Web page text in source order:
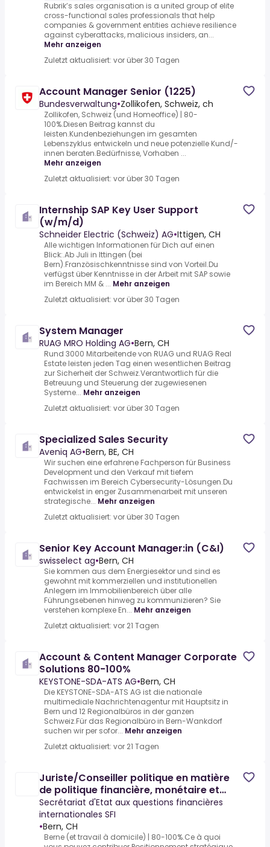
Rubrik’s sales organisation is a united group of elite
cross-functional sales professionals that help
companies & government entities achieve resilience
against cyberattacks, malicious insiders, an...
Mehr anzeigen
Zuletzt aktualisiert: vor über 30 Tagen
Account Manager Senior (1225)
Bundesverwaltung•Zollikofen, Schweiz, ch
Zollikofen, Schweiz (und Homeoffice) | 80-
100%.Diesen Beitrag kannst du
leisten.Kundenbeziehungen im gesamten
Lebenszyklus entwickeln und neue potenzielle Kund/-
innen beraten.Bedürfnisse, Vorhaben ...
Mehr anzeigen
Zuletzt aktualisiert: vor über 30 Tagen
Internship SAP Key User Support
(w/m/d)
Schneider Electric (Schweiz) AG•Ittigen, CH
Alle wichtigen Informationen für Dich auf einen
Blick:.Ab Juli in Ittingen (bei
Bern).Französischkenntnisse sind von Vorteil.Du
verfügst über Kenntnisse in der Arbeit mit SAP sowie
im Bereich MM & ... Mehr anzeigen
Zuletzt aktualisiert: vor über 30 Tagen
System Manager
RUAG MRO Holding AG•Bern, CH
Rund 3000 Mitarbeitende von RUAG und RUAG Real
Estate leisten jeden Tag einen wesentlichen Beitrag
zur Sicherheit der Schweiz.Verantwortlich für die
Betreuung und Steuerung der zugewiesenen
Systeme... Mehr anzeigen
Zuletzt aktualisiert: vor über 30 Tagen
Specialized Sales Security
Aveniq AG•Bern, BE, CH
Wir suchen eine erfahrene Fachperson für Business
Development und den Verkauf mit tiefem
Fachwissen im Bereich Cybersecurity-Lösungen.Du
entwickelst in enger Zusammenarbeit mit unseren
strategische... Mehr anzeigen
Zuletzt aktualisiert: vor über 30 Tagen
Senior Key Account Manager:in (C&I)
swisselect ag•Bern, CH
Sie kommen aus dem Energiesektor und sind es
gewohnt mit kommerziellen und institutionellen
Anlegern im Immobilienbereich über alle
Führungsebenen hinweg zu kommunizieren? Sie
verstehen komplexe En... Mehr anzeigen
Zuletzt aktualisiert: vor 21 Tagen
Account & Content Manager Corporate
Solutions 80-100%
KEYSTONE-SDA-ATS AG•Bern, CH
Die KEYSTONE-SDA-ATS AG ist die nationale
multimediale Nachrichtenagentur mit Hauptsitz in
Bern und 12 Regionalbüros in der ganzen
Schweiz.Für das Regionalbüro in Bern-Wankdorf
suchen wir per sofor... Mehr anzeigen
Zuletzt aktualisiert: vor 21 Tagen
Juriste/Conseiller politique en matière
de politique financière, monétaire et
fiscale international
Secrétariat d'Etat aux questions financières
internationales SFI
•Bern, CH
Berne (et travail à domicile) | 80-100%.Ce à quoi